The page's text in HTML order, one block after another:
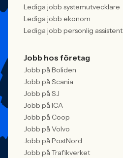
Lediga jobb systemutvecklare
Lediga jobb ekonom
Lediga jobb personlig assistent
Jobb hos företag
Jobb på Boliden
Jobb på Scania
Jobb på SJ
Jobb på ICA
Jobb på Coop
Jobb på Volvo
Jobb på PostNord
Jobb på Trafikverket